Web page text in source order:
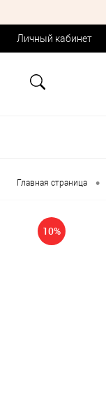
Личный кабинет
Главная страница •
10%